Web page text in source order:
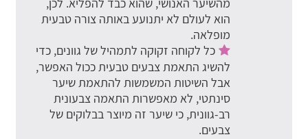
מהשיער האנושי, שהוא כבד להפליא. לכן,
הוא לעולם לא יתנועע באותה צורה טבעית
מופלאה.
כל לקוחה זקוקה לתמהיל של גוונים, כדי
להשיג התאמת צבעים טבעית ככול האפשר,
אבל השיטות המשמשות להתאמת שיער
סינתטי, לא מאפשרות התאמה צבעונית
רב-גוונית, כי שיער זה מיוצר בבלוקים של
צבעים.